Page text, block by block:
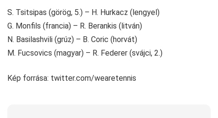
S. Tsitsipas (görög, 5.) – H. Hurkacz (lengyel)
G. Monfils (francia) – R. Berankis (litván)
N. Basilashvili (grúz) – B. Coric (horvát)
M. Fucsovics (magyar) – R. Federer (svájci, 2.)
Kép forrása: twitter.com/wearetennis